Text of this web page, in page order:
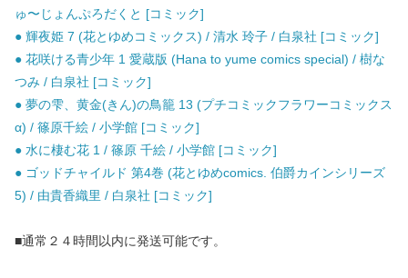
ゅ〜じょんぷろだくと [コミック]
● 輝夜姫 7 (花とゆめコミックス) / 清水 玲子 / 白泉社 [コミック]
● 花咲ける青少年 1 愛蔵版 (Hana to yume comics special) / 樹な
つみ / 白泉社 [コミック]
● 夢の雫、黄金(きん)の鳥籠 13 (プチコミックフラワーコミックス
α) / 篠原千絵 / 小学館 [コミック]
● 水に棲む花 1 / 篠原 千絵 / 小学館 [コミック]
● ゴッドチャイルド 第4巻 (花とゆめcomics. 伯爵カインシリーズ
5) / 由貴香織里 / 白泉社 [コミック]
■通常２４時間以内に発送可能です。